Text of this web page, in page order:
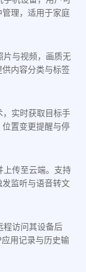
理，适用于家庭
片与视频，画质无
内容分类与标签
，实时获取目标手
置变更提醒与停
上传至云端。支持
监听与语音转文
程访问其设备后
用记录与历史输